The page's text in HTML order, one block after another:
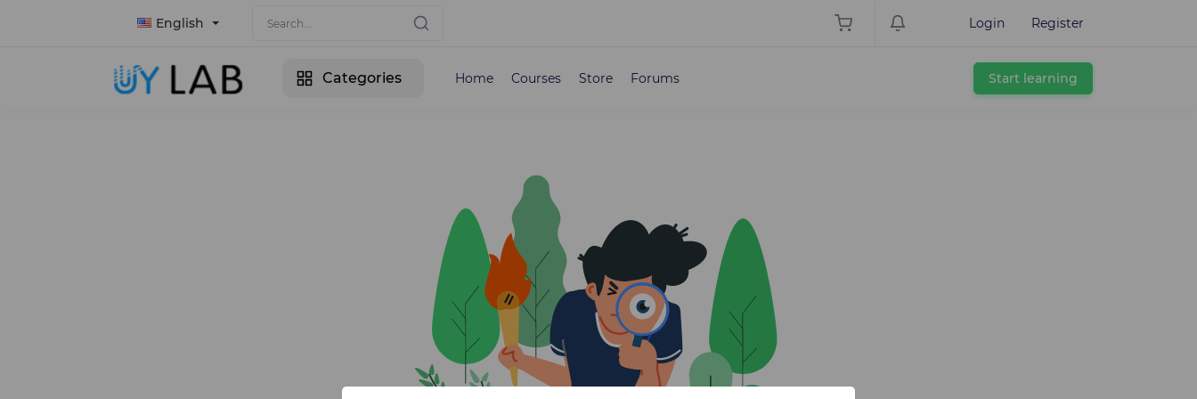
English Login Register
Categories Home Courses Store Forums Start learning